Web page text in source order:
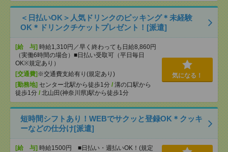
＜日払いOK＞人気ドリンクのピッキング＊未経験
OK＊ドリンクチケットプレゼント！[派遣]
[給 与] 時給1,310円／早く終わっても日給8,860円
（実働6時間の場合）■日払い受取可（平日毎日
OK※規定あり）
[交通費] ※交通費支給有り(規定あり)
[勤務地] センター北駅から徒歩1分 / 溝の口駅から
徒歩1分 / 北山田(神奈川県)駅から徒歩1分
気になる！
短時間シフトあり！WEBでサクッと登録OK＊クッキ
ーなどの仕分け[派遣]
[給 与] 時給1500円 ■日払い・週払いOK！(規定